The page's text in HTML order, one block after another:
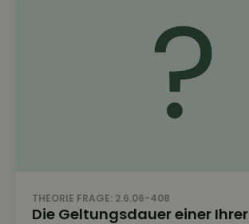
THEORIE FRAGE: 2.6.06-408
Die Geltungsdauer einer Ihrer